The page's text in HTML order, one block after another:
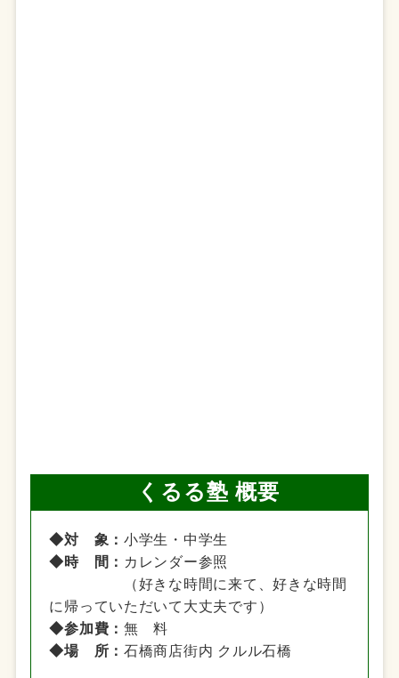
くるる塾 概要
◆対 象：小学生・中学生
◆時 間： カレンダー参照
（好きな時間に来て、好きな時間
に帰っていただいて大丈夫です）
◆参加費：無 料
◆場 所：石橋商店街内 クルル石橋